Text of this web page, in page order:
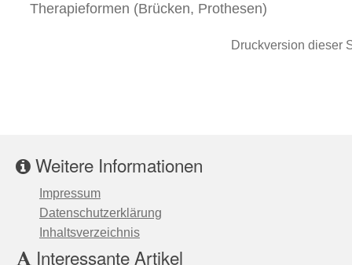
Therapieformen (Brücken, Prothesen)
Druckversion dieser
Weitere Informationen
Impressum
Datenschutzerklärung
Inhaltsverzeichnis
Interessante Artikel